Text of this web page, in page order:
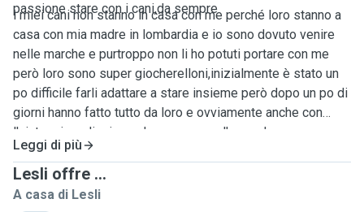
passione stare con i cani,da sempre
i miei cani non stanno in casa con me perché loro stanno a
casa con mia madre in lombardia e io sono dovuto venire
nelle marche e purtroppo non li ho potuti portare con me
però loro sono super giocherelloni,inizialmente è stato un
po difficile farli adattare a stare insieme però dopo un po di
giorni hanno fatto tutto da loro e ovviamente anche con
l'aiuto mio e di mia madre ora vanno d'accordo.
Leggi di più
Lesli offre ...
A casa di Lesli